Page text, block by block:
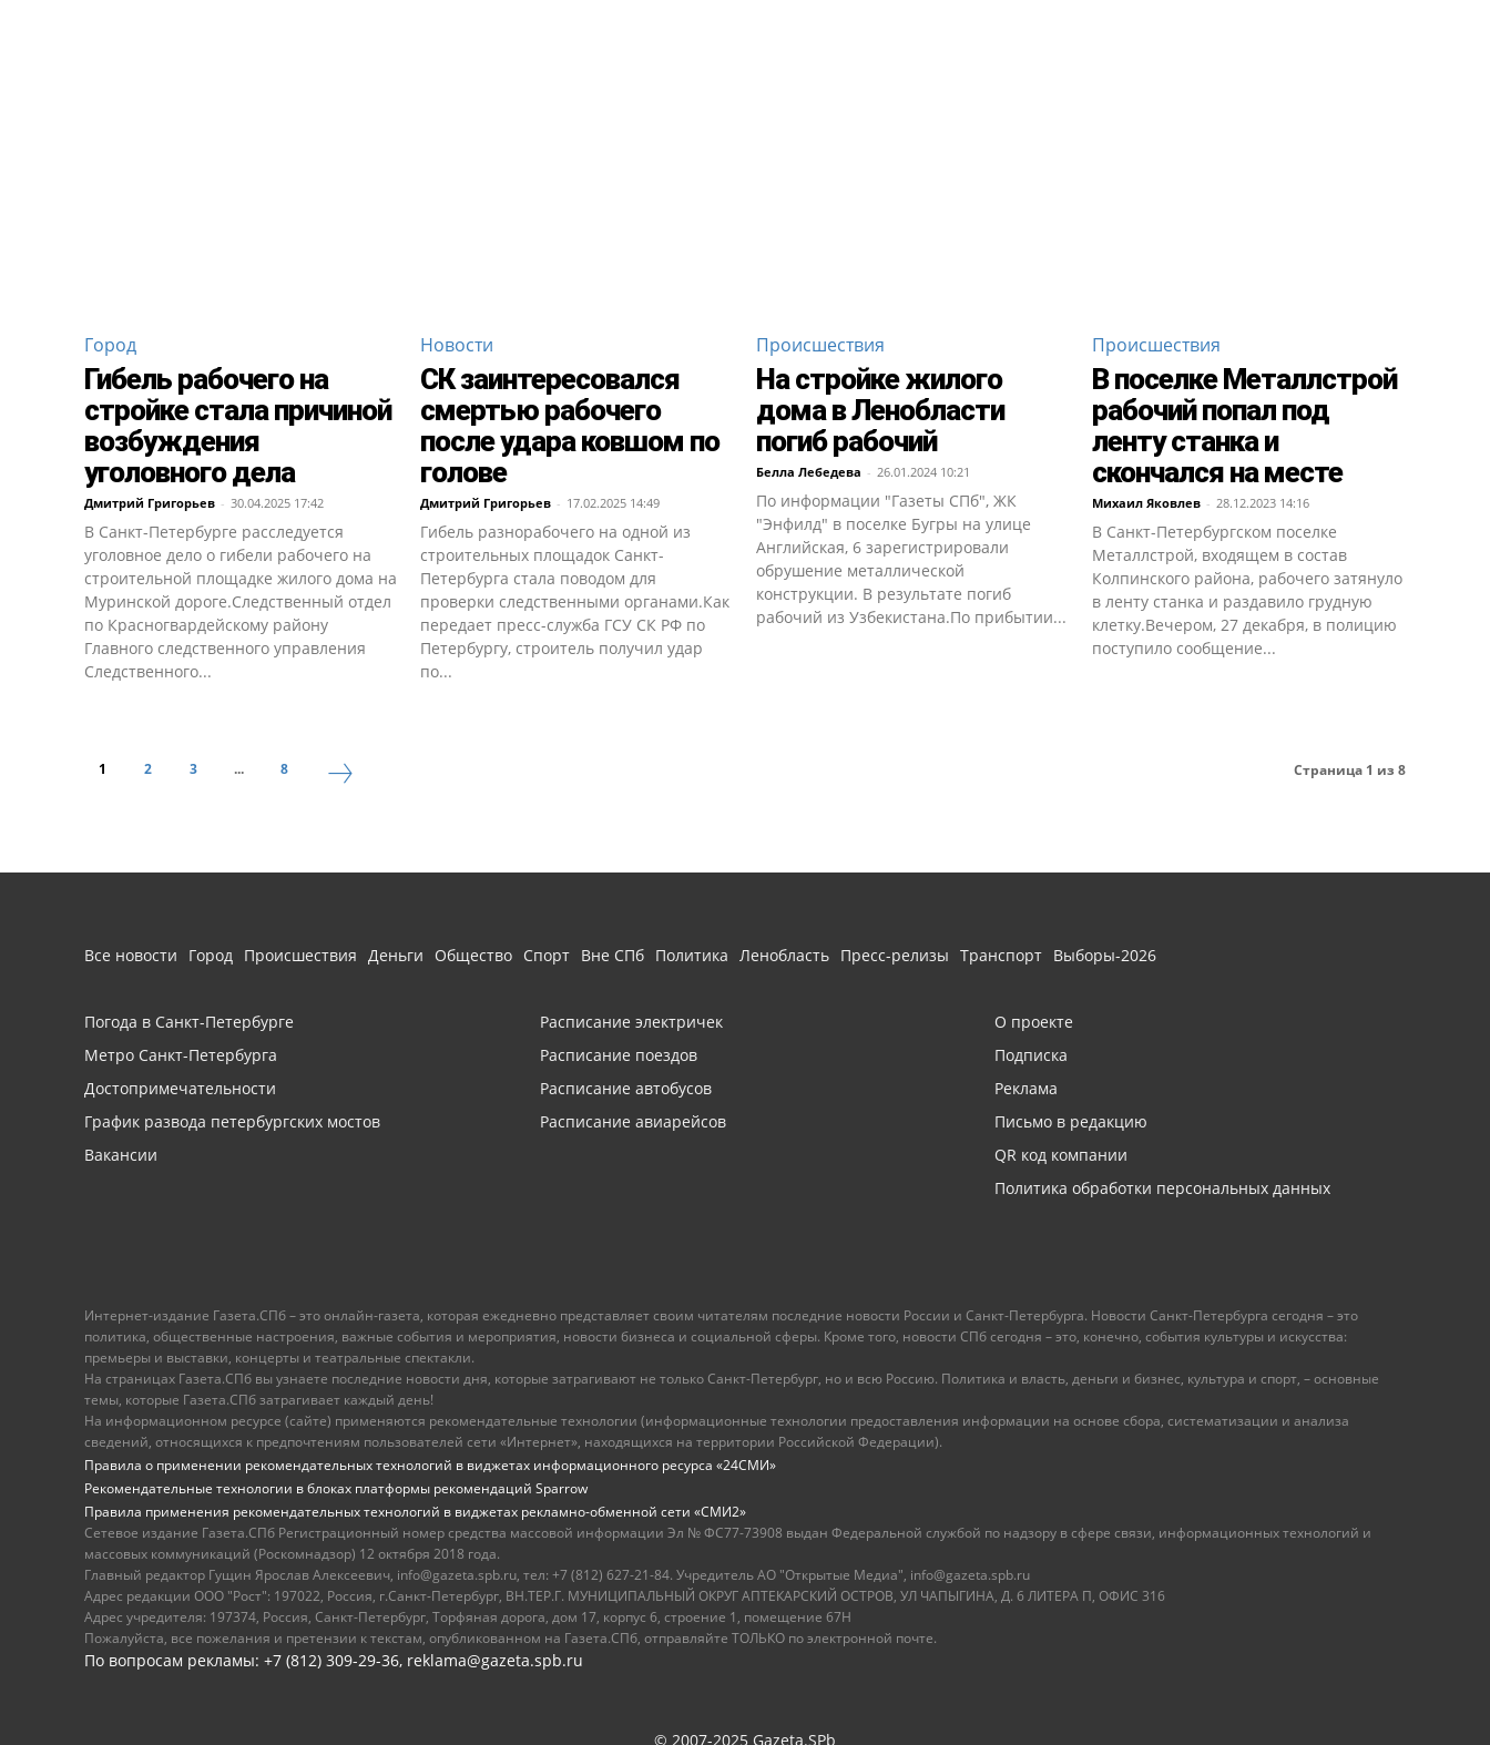
Город
Гибель рабочего на
стройке стала причиной
возбуждения
уголовного дела
Дмитрий Григорьев - 30.04.2025 17:42
В Санкт-Петербурге расследуется
уголовное дело о гибели рабочего на
строительной площадке жилого дома на
Муринской дороге.Следственный отдел
по Красногвардейскому району
Главного следственного управления
Следственного...
Новости
СК заинтересовался
смертью рабочего
после удара ковшом по
голове
Дмитрий Григорьев - 17.02.2025 14:49
Гибель разнорабочего на одной из
строительных площадок Санкт-
Петербурга стала поводом для
проверки следственными органами.Как
передает пресс-служба ГСУ СК РФ по
Петербургу, строитель получил удар
по...
Происшествия
На стройке жилого
дома в Ленобласти
погиб рабочий
Белла Лебедева - 26.01.2024 10:21
По информации "Газеты СПб", ЖК
"Энфилд" в поселке Бугры на улице
Английская, 6 зарегистрировали
обрушение металлической
конструкции. В результате погиб
рабочий из Узбекистана.По прибытии...
Происшествия
В поселке Металлстрой
рабочий попал под
ленту станка и
скончался на месте
Михаил Яковлев - 28.12.2023 14:16
В Санкт-Петербургском поселке
Металлстрой, входящем в состав
Колпинского района, рабочего затянуло
в ленту станка и раздавило грудную
клетку.Вечером, 27 декабря, в полицию
поступило сообщение...
1 2 3 ... 8 Страница 1 из 8
Все новости Город Происшествия Деньги Общество Спорт Вне СПб Политика Ленобласть Пресс-релизы Транспорт Выборы-2026
Погода в Санкт-Петербурге
Метро Санкт-Петербурга
Достопримечательности
График развода петербургских мостов
Вакансии
Расписание электричек
Расписание поездов
Расписание автобусов
Расписание авиарейсов
О проекте
Подписка
Реклама
Письмо в редакцию
QR код компании
Политика обработки персональных данных
Интернет-издание Газета.СПб – это онлайн-газета, которая ежедневно представляет своим читателям последние новости России и Санкт-Петербурга. Новости Санкт-Петербурга сегодня – это
политика, общественные настроения, важные события и мероприятия, новости бизнеса и социальной сферы. Кроме того, новости СПб сегодня – это, конечно, события культуры и искусства:
премьеры и выставки, концерты и театральные спектакли.
На страницах Газета.СПб вы узнаете последние новости дня, которые затрагивают не только Санкт-Петербург, но и всю Россию. Политика и власть, деньги и бизнес, культура и спорт, – основные
темы, которые Газета.СПб затрагивает каждый день!
На информационном ресурсе (сайте) применяются рекомендательные технологии (информационные технологии предоставления информации на основе сбора, систематизации и анализа
сведений, относящихся к предпочтениям пользователей сети «Интернет», находящихся на территории Российской Федерации).
Правила о применении рекомендательных технологий в виджетах информационного ресурса «24СМИ»
Рекомендательные технологии в блоках платформы рекомендаций Sparrow
Правила применения рекомендательных технологий в виджетах рекламно-обменной сети «СМИ2»
Сетевое издание Газета.СПб Регистрационный номер средства массовой информации Эл № ФС77-73908 выдан Федеральной службой по надзору в сфере связи, информационных технологий и
массовых коммуникаций (Роскомнадзор) 12 октября 2018 года.
Главный редактор Гущин Ярослав Алексеевич, info@gazeta.spb.ru, тел: +7 (812) 627-21-84. Учредитель АО "Открытые Медиа", info@gazeta.spb.ru
Адрес редакции ООО "Рост": 197022, Россия, г.Санкт-Петербург, ВН.ТЕР.Г. МУНИЦИПАЛЬНЫЙ ОКРУГ АПТЕКАРСКИЙ ОСТРОВ, УЛ ЧАПЫГИНА, Д. 6 ЛИТЕРА П, ОФИС 316
Адрес учредителя: 197374, Россия, Санкт-Петербург, Торфяная дорога, дом 17, корпус 6, строение 1, помещение 67Н
Пожалуйста, все пожелания и претензии к текстам, опубликованном на Газета.СПб, отправляйте ТОЛЬКО по электронной почте.
По вопросам рекламы: +7 (812) 309-29-36, reklama@gazeta.spb.ru
© 2007-2025 Gazeta.SPb